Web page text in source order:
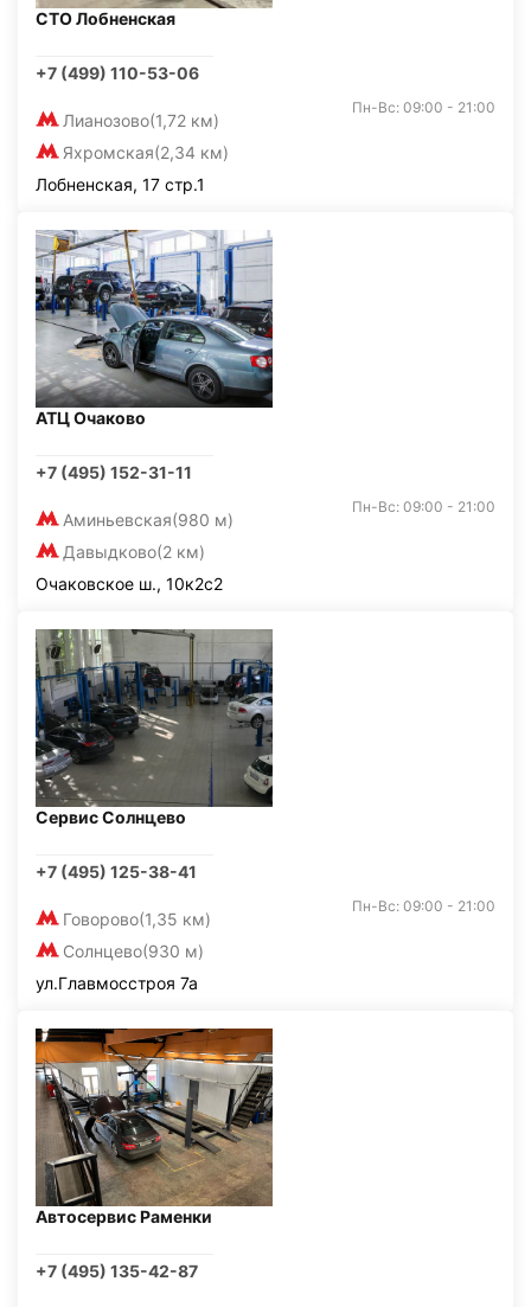
СТО Лобненская
+7 (499) 110-53-06
Лианозово(1,72 км)
Яхромская(2,34 км)
Пн-Вс: 09:00 - 21:00
Лобненская, 17 стр.1
АТЦ Очаково
+7 (495) 152-31-11
Аминьевская(980 м)
Давыдково(2 км)
Пн-Вс: 09:00 - 21:00
Очаковское ш., 10к2с2
Сервис Солнцево
+7 (495) 125-38-41
Говорово(1,35 км)
Солнцево(930 м)
Пн-Вс: 09:00 - 21:00
ул.Главмосстроя 7а
Автосервис Раменки
+7 (495) 135-42-87